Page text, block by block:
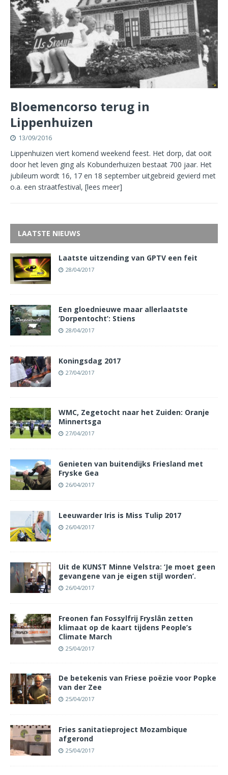
Bloemencorso terug in
Lippenhuizen
13/09/2016
Lippenhuizen viert komend weekend feest. Het dorp, dat ooit
door het leven ging als Kobunderhuizen bestaat 700 jaar. Het
jubileum wordt 16, 17 en 18 september uitgebreid gevierd met
o.a. een straatfestival, [lees meer]
LAATSTE NIEUWS
Laatste uitzending van GPTV een feit
28/04/2017
Een gloednieuwe maar allerlaatste
‘Dorpentocht’: Stiens
28/04/2017
Koningsdag 2017
27/04/2017
WMC, Zegetocht naar het Zuiden: Oranje
Minnertsga
27/04/2017
Genieten van buitendijks Friesland met
Fryske Gea
26/04/2017
Leeuwarder Iris is Miss Tulip 2017
26/04/2017
Uit de KUNST Minne Velstra: ‘Je moet geen
gevangene van je eigen stijl worden’.
26/04/2017
Freonen fan Fossylfrij Fryslân zetten
klimaat op de kaart tijdens People’s
Climate March
25/04/2017
De betekenis van Friese poëzie voor Popke
van der Zee
25/04/2017
Fries sanitatieproject Mozambique
afgerond
25/04/2017